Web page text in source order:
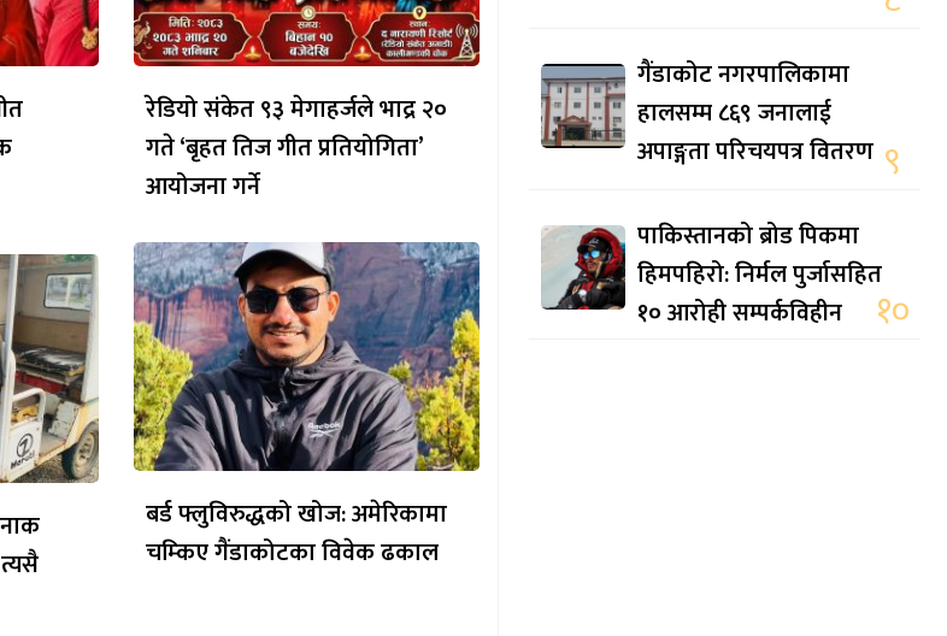
रेडियो संकेत ९३ मेगाहर्जले भाद्र २०
गते ‘बृहत तिज गीत प्रतियोगिता’
आयोजना गर्ने
बर्ड फ्लुविरुद्धको खोज: अमेरिकामा
चम्किए गैंडाकोटका विवेक ढकाल
गैंडाकोट नगरपालिकामा
हालसम्म ८६९ जनालाई
अपाङ्गता परिचयपत्र वितरण ९
पाकिस्तानको ब्रोड पिकमा
हिमपहिरो: निर्मल पुर्जासहित
१० आरोही सम्पर्कविहीन
१०